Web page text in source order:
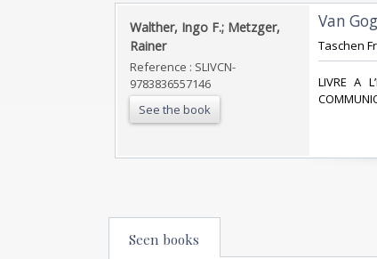
‎Walther, Ingo F.; Metzger,
Rainer‎
Reference : SLIVCN-
9783836557146
See the book
‎Van
‎Taschen
‎LIVRE A
Seen books